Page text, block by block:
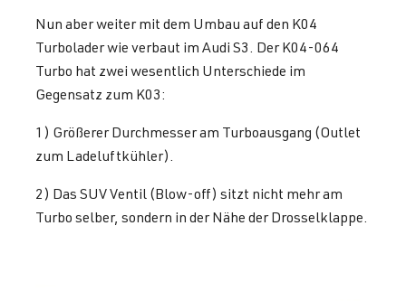
Nun aber weiter mit dem Umbau auf den K04
Turbolader wie verbaut im Audi S3. Der K04-064
Turbo hat zwei wesentlich Unterschiede im
Gegensatz zum K03:
1) Größerer Durchmesser am Turboausgang (Outlet
zum Ladeluftkühler).
2) Das SUV Ventil (Blow-off) sitzt nicht mehr am
Turbo selber, sondern in der Nähe der Drosselklappe.